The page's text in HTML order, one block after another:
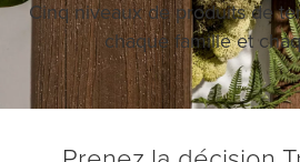
Cinq niveaux de produits de
chaque famille et